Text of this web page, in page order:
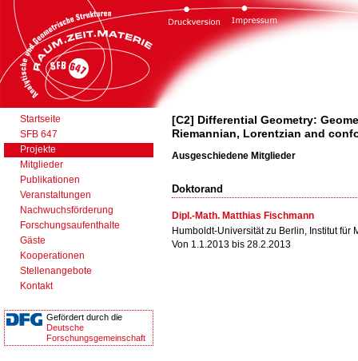
Startseite
SFB 647
Projekte
Mitglieder
Publikationen
Veranstaltungen
Nachwuchsförderung
Forschungsaufenthalte
Gäste
Kooperationen
Stellenangebote
Kontakt
Gefördert durch die
Deutsche
Forschungsgemeinschaft
[C2] Differential Geometry:
Riemannian, Lorentzian and
Ausgeschiedene Mitglieder
Doktorand
Dipl.-Math. Matthias Fischmann
Humboldt-Universität zu Berlin, Institut für
Von 1.1.2013 bis 28.2.2013